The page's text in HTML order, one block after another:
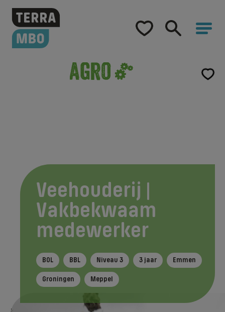
Home
Veehouderij |
Vakbekwaam
medewerker
BOL BBL Niveau 3 3 jaar Emmen
Groningen Meppel